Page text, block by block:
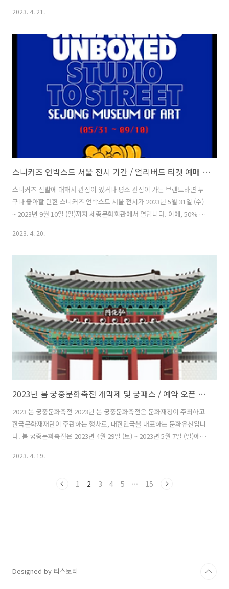
어난 삼 형제가 식당을 운영하며, 매일 아침 그날 들여온 신선한 해산물
니다. 츠키지로 TSUKIJIRO 위치 카이센동 맛집 츠키지로 Tsukijiro는 일
본 최대의 수산시장인 도쿄 츠키지 수산시장 (쓰키지 장외시장) 내에 위
치합니다. 시장에서는 해산물을 판매하는 도소매 상점가와 레스토랑 등
이 즐비해있습니다. 츠키지로 가는 방법은 어렵지 않습니다. 쓰키지 역에
2023. 4. 21.
스니커즈 언박스드 서울 전시 기간 / 얼리버드 티켓 예매 방법 / 세종문화회관 미술관
스니커즈 신발에 대해서 관심이 있거나 평소 관심이 가는 브랜드라면 누
구나 좋아할 만한 스니커즈 언박스드 서울 전시가 2023년 5월 31일 (수)
~ 2023년 9월 10일 (일)까지 세종문화회관에서 열립니다. 이에, 50% 할
29cm, 무신사 등에서 판매를 시작했습니다. 소진 시까지 판매를 한다고
넓혔고, 어떻게 상징적인 오브제 역할을 하고 있고, 앞으로 다음 단계가
어딜지 확인할 수 있습니다. 스니커즈 언박스드 서울 전시 기간 스니커즈
의 역사와 산업을 모두 엿볼 수 있는 런던 디자인 뮤지엄에..
2023. 4. 20.
2023년 봄 궁중문화축전 개막제 및 궁패스 / 예약 오픈 시간 / 예매처
2023 봄 궁중문화축전 2023년 봄 궁중문화축전은 문화재청이 주최하고
한국문화재재단이 주관하는 행사로, 대한민국을 대표하는 문화유산입니
다. 봄 궁중문화축전은 2023년 4월 29일 (토) ~ 2023년 5월 7일 (일)에
행됩니다. 궁중문화축전은 경복궁, 창경궁, 창덕궁, 덕수궁, 경희궁 등 서
외 사람들에게 '오늘, 궁을 만나다.'라는 취지에서 다양한 프로그램을 진
2023. 4. 19.
1 2 3 4 5 ··· 15
Designed by 티스토리